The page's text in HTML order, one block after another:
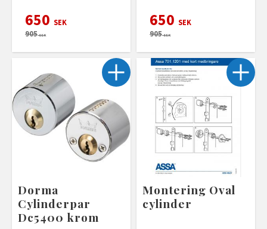
650 SEK
905SEK
650 SEK
905SEK
Dorma
Cylinderpar
Dc5400 krom
Montering Oval
cylinder